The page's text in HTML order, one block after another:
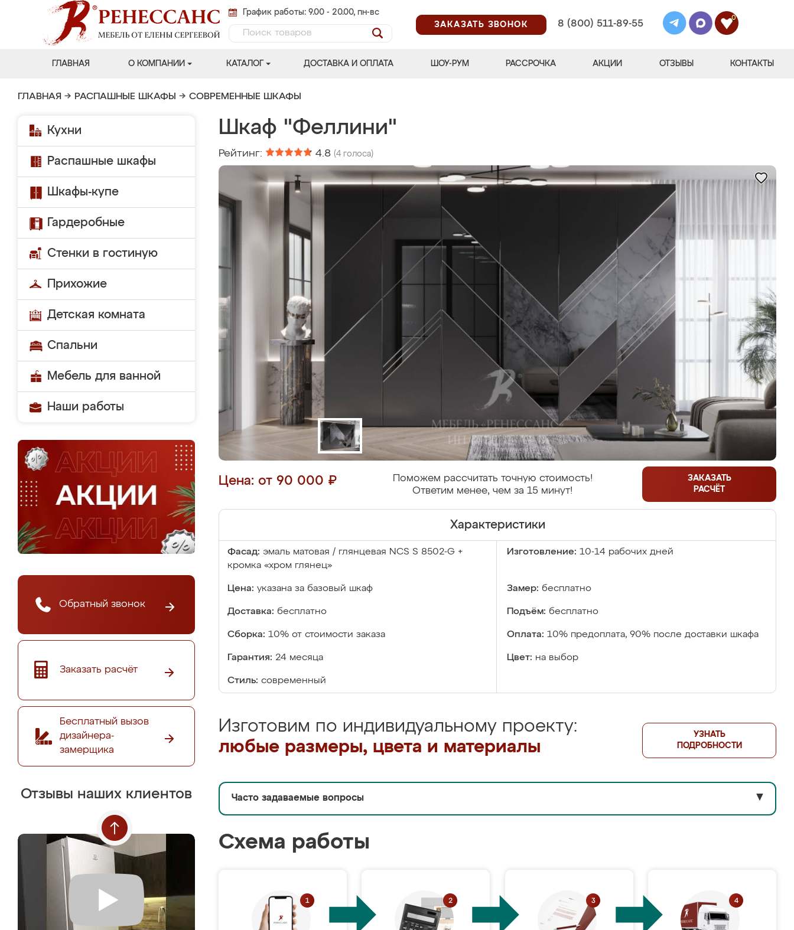
График работы: 9.00 - 20.00, пн-вс
ЗАКАЗАТЬ ЗВОНОК
8 (800) 511-89-55
0
ГЛАВНАЯ О КОМПАНИИ КАТАЛОГ ДОСТАВКА И ОПЛАТА ШОУ-РУМ РАССРОЧКА АКЦИИ ОТЗЫВЫ КОНТАКТЫ
ГЛАВНАЯ → РАСПАШНЫЕ ШКАФЫ → СОВРЕМЕННЫЕ ШКАФЫ
Кухни
Распашные шкафы
Шкафы-купе
Гардеробные
Стенки в гостиную
Прихожие
Детская комната
Спальни
Мебель для ванной
Наши работы
Обратный звонок
Заказать расчёт
Бесплатный вызов
дизайнера-
замерщика
Отзывы наших клиентов
Шкаф "Феллини"
Рейтинг: 4.8 (4 голоса)
Цена: от 90 000 ₽
Поможем рассчитать точную стоимость!
Ответим менее, чем за 15 минут!
ЗАКАЗАТЬ
РАСЧЁТ
Характеристики
Фасад: эмаль матовая / глянцевая NCS S 8502-G +
кромка «хром глянец»
Изготовление: 10-14 рабочих дней
Цена: указана за базовый шкаф Замер: бесплатно
Доставка: бесплатно Подъём: бесплатно
Сборка: 10% от стоимости заказа Оплата: 10% предоплата, 90% после доставки шкафа
Гарантия: 24 месяца Цвет: на выбор
Стиль: современный
Изготовим по индивидуальному проекту:
любые размеры, цвета и материалы
УЗНАТЬ
ПОДРОБНОСТИ
Часто задаваемые вопросы ▼
Схема работы